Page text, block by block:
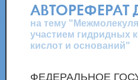
АВТОРЕФЕРАТ
на тему
участием гидридных
кислот и оснований"
ФЕДЕРАЛЬНОЕ